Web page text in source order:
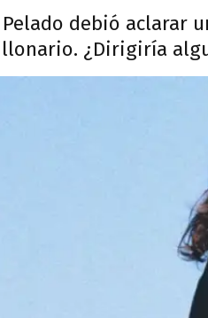
Pelado debió aclarar
¿Dirigiría